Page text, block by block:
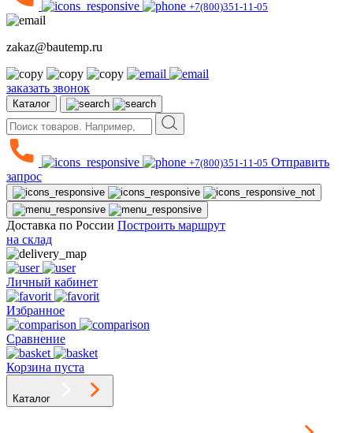
+7(800)351-11-05
zakaz@bautemp.ru
заказать звонок
Каталог
+7(800)351-11-05 Отправить
запрос
Доставка по России Построить маршрут
на склад
Личный кабинет
Избранное
Сравнение
Корзина пуста
Каталог